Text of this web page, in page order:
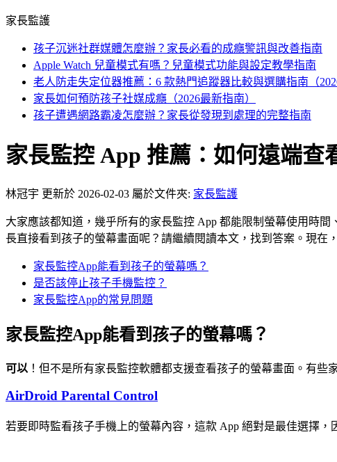
家長監護
孩子沉迷社群媒體怎麼辦？家長必看的成癮警訊與改善指南
Apple Watch 兒童模式有嗎？兒童模式功能與設定教學指南
老人防走失定位器推薦：6 款熱門追蹤器比較與選購指南（
家長如何預防孩子社媒成癮（2026最新指南）
孩子遭遇網路霸凌怎麼辦？家長從發現到處理的完整指南
家長監控 App 推薦：如何遠端查
林冠宇 更新於 2026-02-03 屬於文件夾: 家長監護
大家應該都知道，幾乎所有的家長監控 App 都能限制螢幕使用時
長直接看到孩子的螢幕畫面呢？請繼續閱讀本文，找到答案。現在
家長監控App能看到孩子的螢幕嗎？
是否該停止孩子手機監控？
家長監控App的常見問題
家長監控App能看到孩子的螢幕嗎？
可以 ！但不是所有家長監控軟體都支援查看孩子的螢幕畫面。有些
AirDroid Parental Control
若要即時監看孩子手機上的螢幕內容，這款 App 絕對是最佳選擇